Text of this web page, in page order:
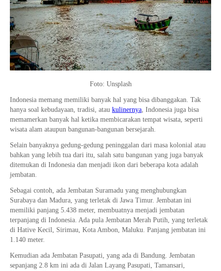
Foto: Unsplash
Indonesia memang memiliki banyak hal yang bisa dibanggakan. Tak
hanya soal kebudayaan, tradisi, atau kulinernya, Indonesia juga bisa
memamerkan banyak hal ketika membicarakan tempat wisata, seperti
wisata alam ataupun bangunan-bangunan bersejarah.
Selain banyaknya gedung-gedung peninggalan dari masa kolonial atau
bahkan yang lebih tua dari itu, salah satu bangunan yang juga banyak
ditemukan di Indonesia dan menjadi ikon dari beberapa kota adalah
jembatan.
Sebagai contoh, ada Jembatan Suramadu yang menghubungkan
Surabaya dan Madura, yang terletak di Jawa Timur. Jembatan ini
memiliki panjang 5.438 meter, membuatnya menjadi jembatan
terpanjang di Indonesia. Ada pula Jembatan Merah Putih, yang terletak
di Hative Kecil, Sirimau, Kota Ambon, Maluku. Panjang jembatan ini
1.140 meter.
Kemudian ada Jembatan Pasupati, yang ada di Bandung. Jembatan
sepanjang 2.8 km ini ada di Jalan Layang Pasupati, Tamansari,